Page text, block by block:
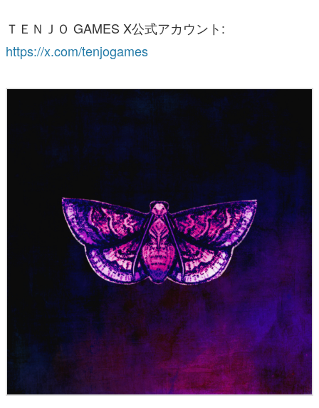
ＴＥＮＪＯ GAMES X公式アカウント:
https://x.com/tenjogames